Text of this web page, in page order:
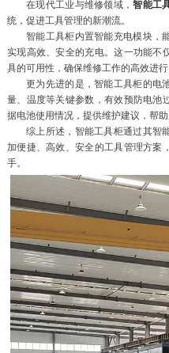
在现代工业与维修领域，智能工
统，促进工具管理的新潮流。
智能工具柜内置智能充电模块，
实现高效、安全的充电。这一功能不
具的可用性，确保维修工作的高效进行
更为先进的是，智能工具柜的电
量、温度等关键参数，有效预防电池
据电池使用情况，提供维护建议，帮
综上所述，智能工具柜通过其智
加便捷、高效、安全的工具管理方案
手。